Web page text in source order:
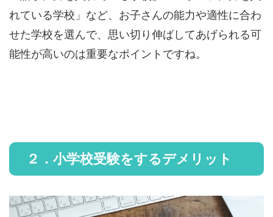
れている学校」など、お子さんの能力や適性に合わ
せた学校を選んで、思い切り伸ばしてあげられる可
能性が高いのは重要なポイントですね。
２．小学校受験をするデメリット